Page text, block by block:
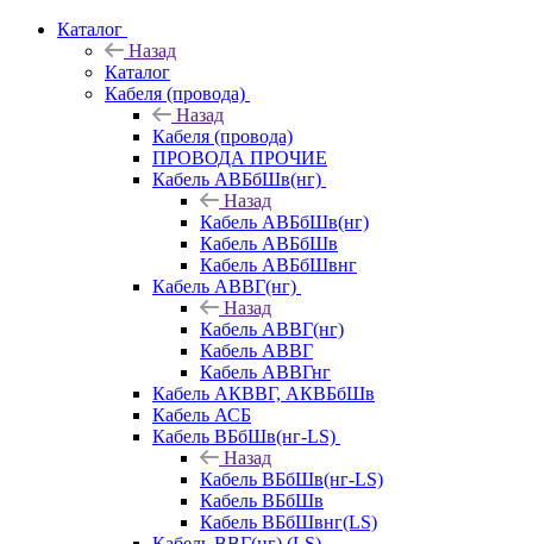
Каталог
Назад
Каталог
Кабеля (провода)
Назад
Кабеля (провода)
ПРОВОДА ПРОЧИЕ
Кабель АВБбШв(нг)
Назад
Кабель АВБбШв(нг)
Кабель АВБбШв
Кабель АВБбШвнг
Кабель АВВГ(нг)
Назад
Кабель АВВГ(нг)
Кабель АВВГ
Кабель АВВГнг
Кабель АКВВГ, АКВБбШв
Кабель АСБ
Кабель ВБбШв(нг-LS)
Назад
Кабель ВБбШв(нг-LS)
Кабель ВБбШв
Кабель ВБбШвнг(LS)